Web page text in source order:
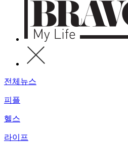
전체뉴스
피플
헬스
라이프